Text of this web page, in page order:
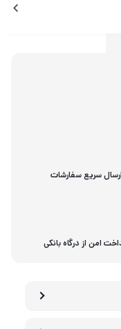
ارسال سریع سفارشات
امن از درگاه بانکی